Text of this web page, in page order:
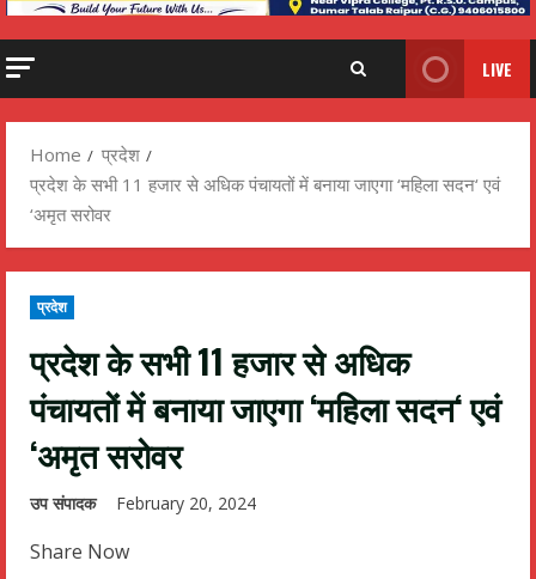
LIVE
Home
प्रदेश
प्रदेश के सभी 11 हजार से अधिक पंचायतों में बनाया जाएगा ‘महिला सदन‘ एवं
‘अमृत सरोवर
प्रदेश
प्रदेश के सभी 11 हजार से अधिक
पंचायतों में बनाया जाएगा ‘महिला सदन‘ एवं
‘अमृत सरोवर
उप संपादक February 20, 2024
Share Now